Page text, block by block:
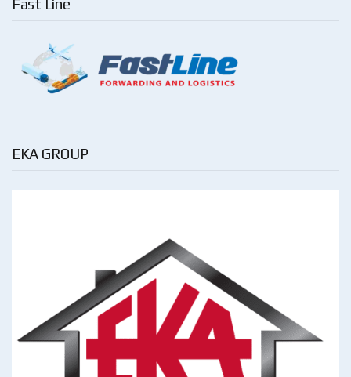
Fast Line
EKA GROUP